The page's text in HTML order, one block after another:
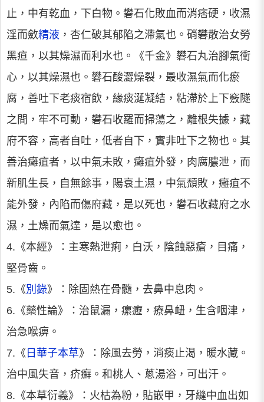
止，中有乾血，下白物。礬石化敗血而消痞硬，收濕
淫而斂精液 ，杏仁破其郁陷之滯氣也。硝礬散治女勞
黑疸，以其燥濕而利水也。《千金》礬石丸治腳氣衝
心，以其燥濕也。礬石酸澀燥裂，最收濕氣而化瘀
腐，善吐下老痰宿飲，緣痰涎凝結，粘滯於上下竅隧
之間，牢不可動，礬石收羅而掃蕩之，離根失據，藏
府不容，高者自吐，低者自下，實非吐下之物也。其
善治癰疽者，以中氣未敗，癰疽外發，肉腐膿泄，而
新肌生長，自無餘事，陽衰土濕，中氣頹敗，癰疽不
能外發，內陷而傷府藏，是以死也，礬石收藏府之水
濕，土燥而氣達，是以愈也。
4.《本經》：主寒熱泄痢，白沃，陰蝕惡瘡，目痛，
堅骨齒。
5.《別錄》：除固熱在骨髓，去鼻中息肉。
6.《藥性論》：治鼠漏，瘰癧，療鼻衄，生含咽津，
治急喉痹。
7.《 日華子本草》：除風去勞，消痰止渴，暖水藏。
治中風失音，疥癬。和桃人、蔥湯浴，可出汗。
8.《本草衍義》：火枯為粉，貼嵌甲，牙縫中血出如